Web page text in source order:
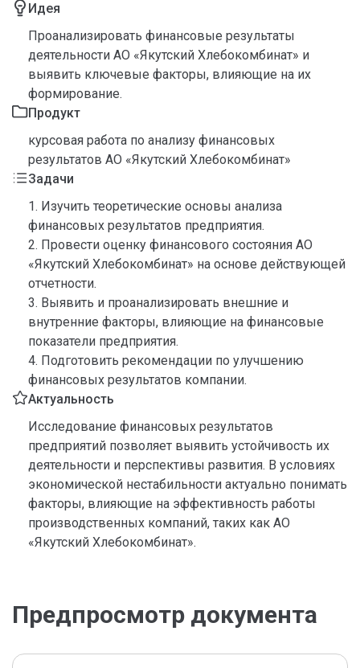
Идея
Проанализировать финансовые результаты
деятельности АО «Якутский Хлебокомбинат» и
выявить ключевые факторы, влияющие на их
формирование.
Продукт
курсовая работа по анализу финансовых
результатов АО «Якутский Хлебокомбинат»
Задачи
1. Изучить теоретические основы анализа
финансовых результатов предприятия.
2. Провести оценку финансового состояния АО
«Якутский Хлебокомбинат» на основе действующей
отчетности.
3. Выявить и проанализировать внешние и
внутренние факторы, влияющие на финансовые
показатели предприятия.
4. Подготовить рекомендации по улучшению
финансовых результатов компании.
Актуальность
Исследование финансовых результатов
предприятий позволяет выявить устойчивость их
деятельности и перспективы развития. В условиях
экономической нестабильности актуально понимать
факторы, влияющие на эффективность работы
производственных компаний, таких как АО
«Якутский Хлебокомбинат».
Предпросмотр документа